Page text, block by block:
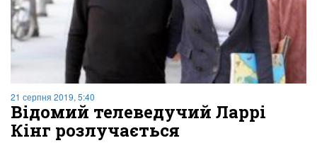
21 серпня 2019, 5:40
Відомий телеведучий Ларрі
Кінг розлучається